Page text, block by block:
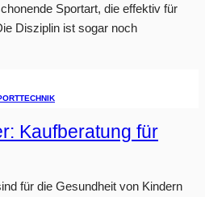
Sportart, die effektiv für
Disziplin ist sogar noch
TECHNIK
Kaufberatung für
für die Gesundheit von Kindern